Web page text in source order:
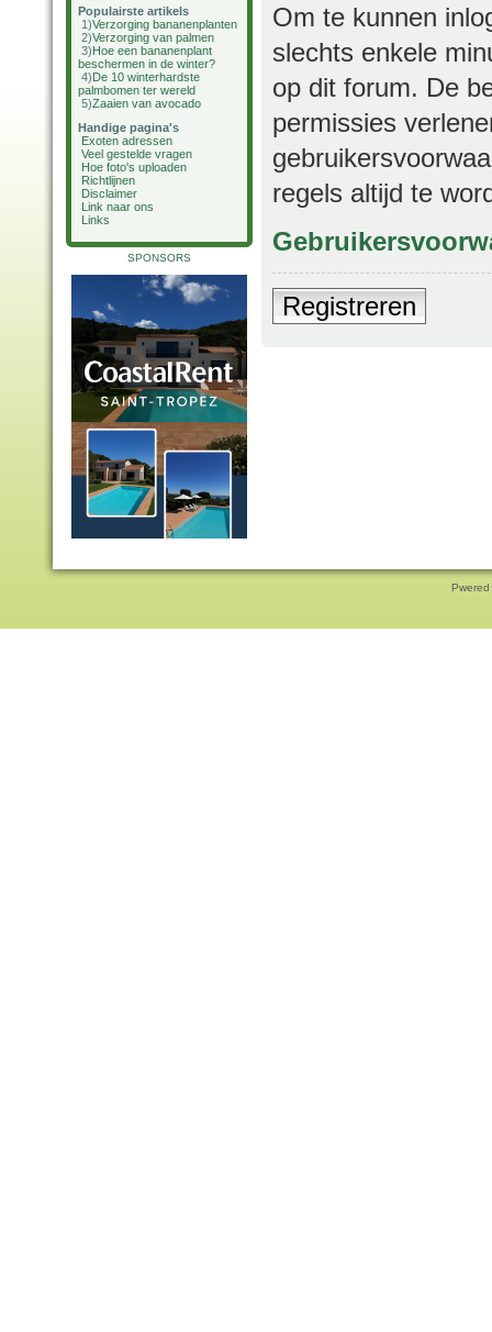
Populairste artikels
1)Verzorging bananenplanten
2)Verzorging van palmen
3)Hoe een bananenplant
beschermen in de winter?
4)De 10 winterhardste
palmbomen ter wereld
5)Zaaien van avocado
Handige pagina's
Exoten adressen
Veel gestelde vragen
Hoe foto's uploaden
Richtlijnen
Disclaimer
Link naar ons
Links
SPONSORS
Om te kunnen
slechts enkele
op dit forum. De
permissies
regels altijd te
Registreren